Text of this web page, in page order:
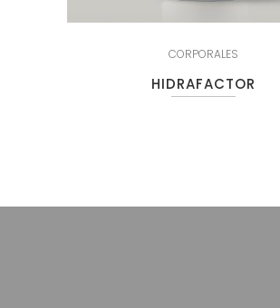
CORPORALES
HIDRAFACTOR